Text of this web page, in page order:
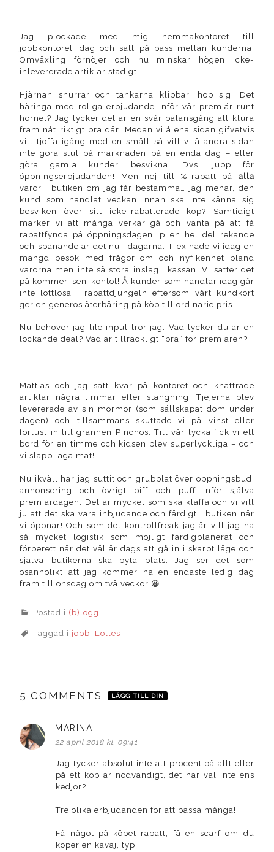
Jag plockade med mig hemmakontoret till
jobbkontoret idag och satt på pass mellan kunderna.
Omväxling förnöjer och nu minskar högen icke-
inlevererade artiklar stadigt!
Hjärnan snurrar och tankarna klibbar ihop sig. Det
häringa med roliga erbjudande inför vår premiär runt
hörnet? Jag tycker det är en svår balansgång att klura
fram nåt riktigt bra där. Medan vi å ena sidan gifvetvis
vill tjoffa igång med en smäll så vill vi å andra sidan
inte göra slut på marknaden på en enda dag – eller
göra gamla kunder besvikna! Dvs, jupp för
öppningserbjudanden! Men nej till %-rabatt på alla
varor i butiken om jag får bestämma… jag menar, den
kund som handlat veckan innan ska inte känna sig
besviken över sitt icke-rabatterade köp? Samtidigt
märker vi att många verkar gå och vänta på att få
rabattfynda på öppningsdagen :p en hel del rekande
och spanande är det nu i dagarna. T ex hade vi idag en
mängd besök med frågor om och nyfikenhet bland
varorna men inte så stora inslag i kassan. Vi sätter det
på kommer-sen-kontot! Å kunder som handlar idag går
inte lottlösa i rabattdjungeln eftersom vårt kundkort
ger en generös återbäring på köp till ordinarie pris.
Nu behöver jag lite input tror jag. Vad tycker du är en
lockande deal? Vad är tillräckligt “bra” för premiären?
Mattias och jag satt kvar på kontoret och knattrade
artiklar några timmar efter stängning. Tjejerna blev
levererade av sin mormor (som sällskapat dom under
dagen) och tillsammans skuttade vi på vinst eller
förlust in till grannen Pinchos. Till vår lycka fick vi ett
bord för en timme och kidsen blev superlyckliga – och
vi slapp laga mat!
Nu ikväll har jag suttit och grubblat över öppningsbud,
annonsering och övrigt piff och puff inför själva
premiärdagen. Det är mycket som ska klaffa och vi vill
ju att det ska vara inbjudande och färdigt i butiken när
vi öppnar! Och som det kontrollfreak jag är vill jag ha
så mycket logistik som möjligt färdigplanerat och
förberett när det väl är dags att gå in i skarpt läge och
själva butikerna ska byta plats. Jag ser det som
osannolikt att jag kommer ha en endaste ledig dag
fram till onsdag om två veckor 😀
Postad i (b)logg
Taggad i jobb, Lolles
5 COMMENTS LÄGG TILL DIN
MARINA
22 april 2018 kl. 09:41
Jag tycker absolut inte att procent på allt eller
på ett köp är nödvändigt, det har väl inte ens
kedjor?
Tre olika erbjudanden för att passa många!
Få något på köpet rabatt, få en scarf om du
köper en kavaj, typ,